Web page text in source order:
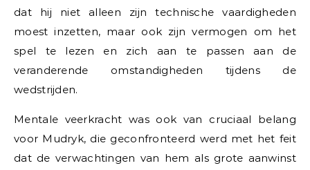
dat hij niet alleen zijn technische vaardigheden
moest inzetten, maar ook zijn vermogen om het
spel te lezen en zich aan te passen aan de
veranderende omstandigheden tijdens de
wedstrijden.
Mentale veerkracht was ook van cruciaal belang
voor Mudryk, die geconfronteerd werd met het feit
dat de verwachtingen van hem als grote aanwinst